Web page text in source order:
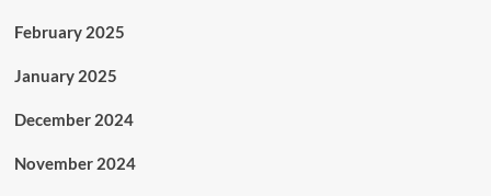
February 2025
January 2025
December 2024
November 2024